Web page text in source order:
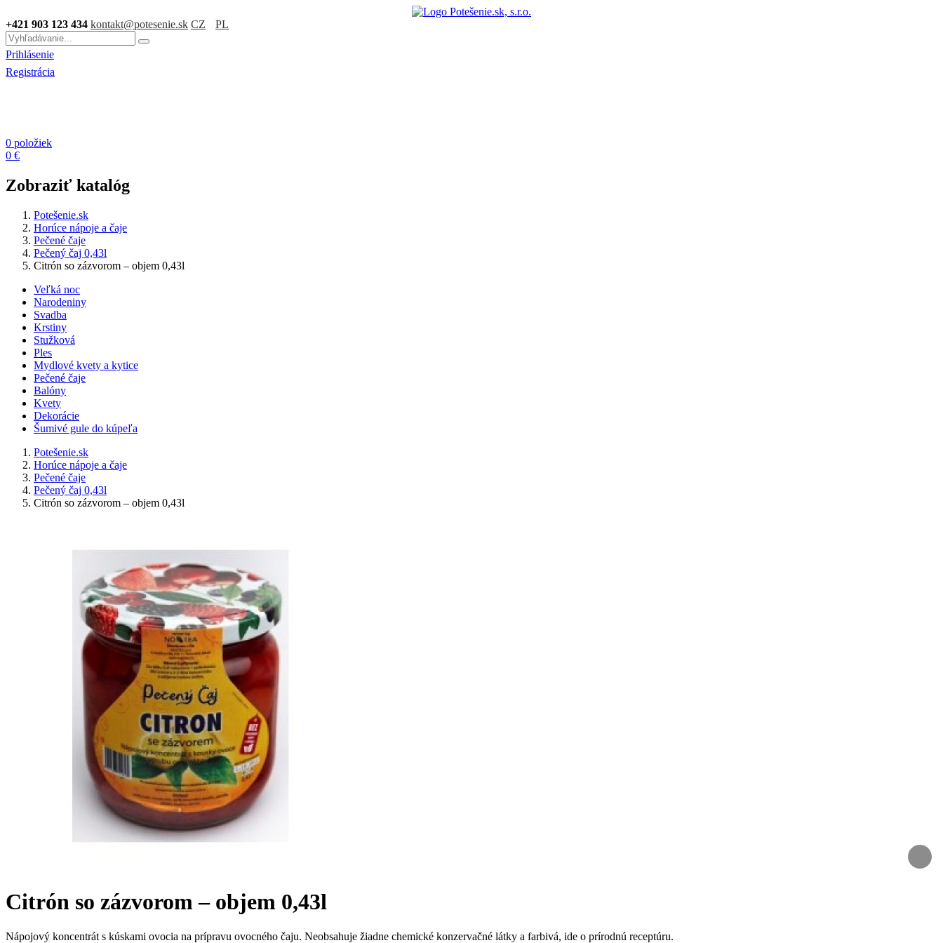
+421 903 123 434 kontakt@potesenie.sk CZ PL
Prihlásenie
Registrácia
0 položiek
0 €
Zobraziť katalóg
Potešenie.sk
Horúce nápoje a čaje
Pečené čaje
Pečený čaj 0,43l
Citrón so zázvorom – objem 0,43l
Veľká noc
Narodeniny
Svadba
Krstiny
Stužková
Ples
Mydlové kvety a kytice
Pečené čaje
Balóny
Kvety
Dekorácie
Šumivé gule do kúpeľa
Potešenie.sk
Horúce nápoje a čaje
Pečené čaje
Pečený čaj 0,43l
Citrón so zázvorom – objem 0,43l
Citrón so zázvorom – objem 0,43l
Nápojový koncentrát s kúskami ovocia na prípravu ovocného čaju. Neobsahuje žiadne chemické konzervačné látky a farbivá, ide o prírodnú receptúru.